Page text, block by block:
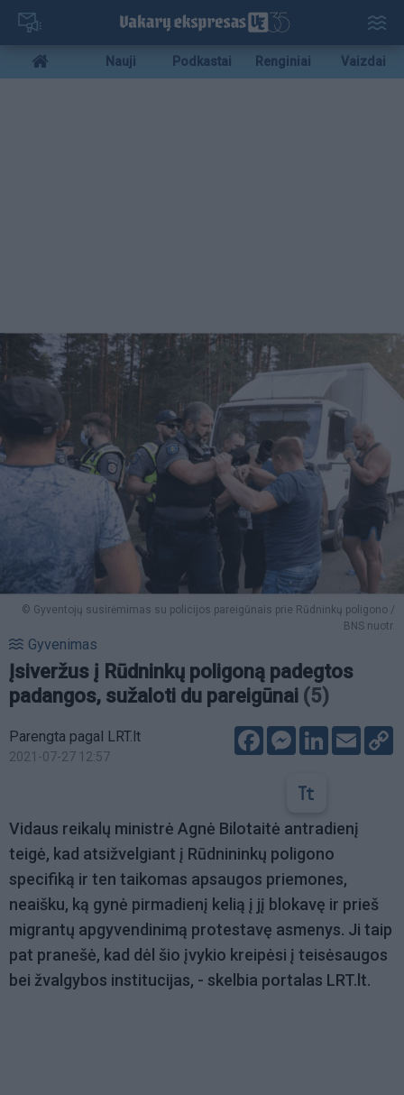
Pereiti
pagrindinį
turinį
Mobile
menu
Nauji Podkastai Renginiai Vaizdai
© Gyventojų susirėmimas su policijos pareigūnais prie Rūdninkų poligono /
BNS nuotr.
Gyvenimas
Įsiveržus į Rūdninkų poligoną padegtos
padangos, sužaloti du pareigūnai (5)
Parengta pagal LRT.lt
2021-07-27 12:57
FacebookMessenger
LinkedIn
Email
Vidaus reikalų ministrė Agnė Bilotaitė antradienį
teigė, kad atsižvelgiant į Rūdnininkų poligono
specifiką ir ten taikomas apsaugos priemones,
neaišku, ką gynė pirmadienį kelią į jį blokavę ir prieš
migrantų apgyvendinimą protestavę asmenys. Ji taip
pat pranešė, kad dėl šio įvykio kreipėsi į teisėsaugos
bei žvalgybos institucijas, - skelbia portalas LRT.lt.